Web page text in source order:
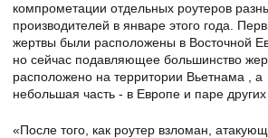
компрометации отдельных роутеров
производителей в январе этого года.
жертвы были расположены в Восточной
но сейчас подавляющее большинство
расположено на территории Вьетнама , а
небольшая часть - в Европе и паре других
«После того, как роутер взломан,